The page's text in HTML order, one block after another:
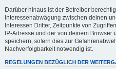
Darüber hinaus ist der Betreiber
Interessenabwägung zwischen deinen
Interessen Dritter, Zeitpunkte von
IP-Adresse und der von deinem Browser
speichern, sofern dies zur
Nachverfolgbarkeit notwendig ist.
REGELUNGEN BEZÜGLICH DER